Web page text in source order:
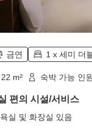
금연 1 x 세미 더
22 m² 숙박 가능 인
편의 시설/서비스
욕실 및 화장실 있음